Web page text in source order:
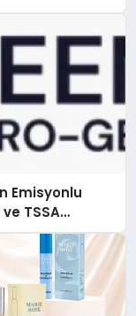
Emisyonlu
TSSA